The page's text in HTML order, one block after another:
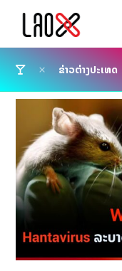
ຂ່າວຕ່າງປະເທດ